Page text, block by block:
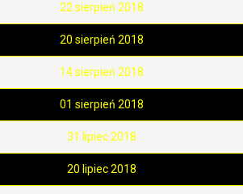
22 sierpień 2018
20 sierpień 2018
14 sierpień 2018
01 sierpień 2018
31 lipiec 2018
20 lipiec 2018